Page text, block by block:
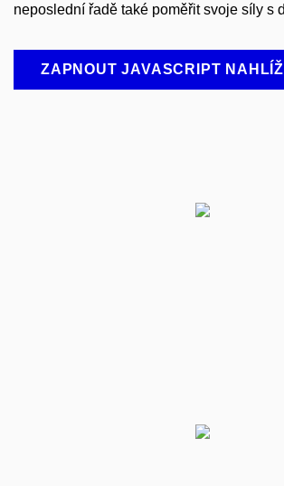
neposlední řadě také poměřit svoje síly s
ZAPNOUT JAVASCRIPT